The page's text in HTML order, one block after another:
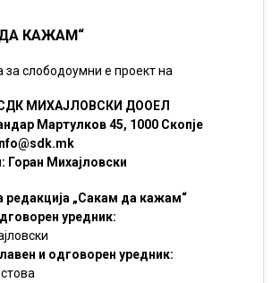
КАЖАМ“
слободоумни е проект на
СДК МИХАЈЛОВСКИ ДООЕЛ
Мартулков 45, 1000 Скопје
Горан Михајловски
редакција „Сакам да кажам“
уредник:
и одговорен уредник: